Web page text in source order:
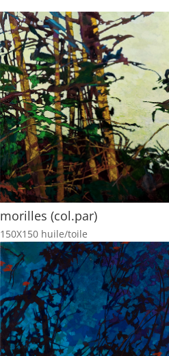
morilles (col.par)
150X150 huile/toile